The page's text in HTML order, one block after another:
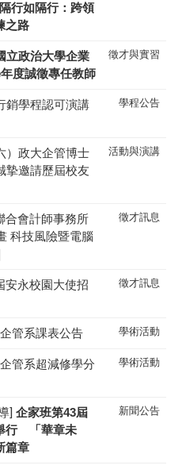
行如隔行：跨領
之路
立政治大學企業
度誠徵專任教師
徵才與實習
銷學程認可演講
學程公告
）政大企管博士
摯邀請歷屆校友
活動與演講
合會計師事務所
科技風險暨電腦
徵才訊息
安永校園大使招
徵才訊息
管系課表公告 學術活動
管系超減修學分
學術活動
] 企家班第43屆
行 「華章未
篇章
新聞公告